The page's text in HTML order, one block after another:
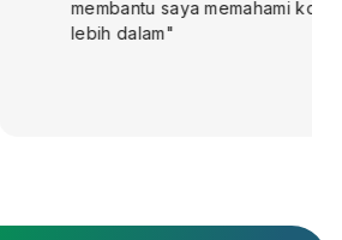
saya memahami konsep